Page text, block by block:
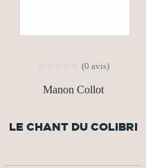
(0 avis)
Manon Collot
LE CHANT DU COLIBRI